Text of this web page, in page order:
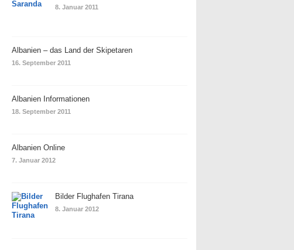
8. Januar 2011
Albanien – das Land der Skipetaren
16. September 2011
Albanien Informationen
18. September 2011
Albanien Online
7. Januar 2012
Bilder Flughafen Tirana
8. Januar 2012